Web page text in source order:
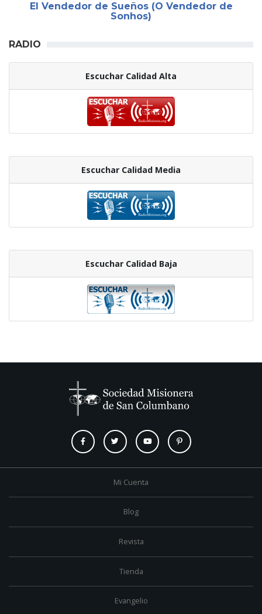
El Vendedor de Sueños (O Vendedor de
Sonhos)
RADIO
Escuchar Calidad Alta
Escuchar Calidad Media
Escuchar Calidad Baja
Mi Cuenta
Blog
Revista
Tienda
Evangelio